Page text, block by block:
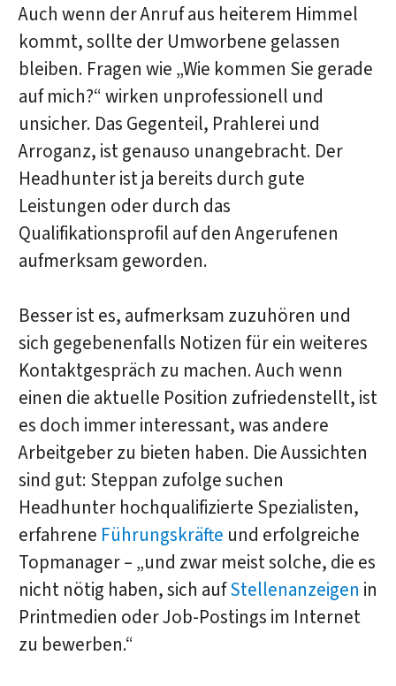
Auch wenn der Anruf aus heiterem Himmel
kommt, sollte der Umworbene gelassen
bleiben. Fragen wie „Wie kommen Sie gerade
auf mich?“ wirken unprofessionell und
unsicher. Das Gegenteil, Prahlerei und
Arroganz, ist genauso unangebracht. Der
Headhunter ist ja bereits durch gute
Leistungen oder durch das
Qualifikationsprofil auf den Angerufenen
aufmerksam geworden.
Besser ist es, aufmerksam zuzuhören und
sich gegebenenfalls Notizen für ein weiteres
Kontaktgespräch zu machen. Auch wenn
einen die aktuelle Position zufriedenstellt, ist
es doch immer interessant, was andere
Arbeitgeber zu bieten haben. Die Aussichten
sind gut: Steppan zufolge suchen
Headhunter hochqualifizierte Spezialisten,
erfahrene Führungskräfte und erfolgreiche
Topmanager – „und zwar meist solche, die es
nicht nötig haben, sich aufStellenanzeigen in
Printmedien oder Job-Postings im Internet
zu bewerben.“